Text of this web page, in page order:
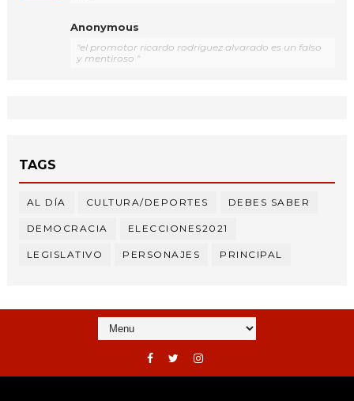
Anonymous
"el promotor ricardo rodríguez alvarado es un falso
y mentiroso "
TAGS
AL DÍA CULTURA/DEPORTES DEBES SABER
DEMOCRACIA ELECCIONES2021
LEGISLATIVO PERSONAJES PRINCIPAL